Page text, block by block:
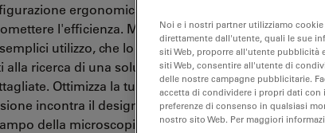
ergonomica, garantendo un uso prolungato
l'efficienza. M80 integra perfettamente
utilizzo, che lo rendono la scelta ideale per i
alla ricerca di una soluzione ergonomica per attività
Ottimizza la tua esperienza di ispezione con
incontra il design ergonomico per prestazioni
della microscopia.
Noi e i nostri partner utilizziamo
direttamente dall'utente, quali le sue
siti Web, proporre all'utente pubblicità
siti Web, consentire all'utente di
delle nostre campagne pubblicitarie.
accetta di condividere i propri dati
preferenze di consenso in qualsiasi
nostro sito Web. Per maggiori